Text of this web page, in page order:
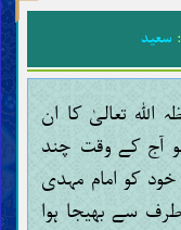
سعید
تعالیٰ کا ان
آج کے وقت چند
خود کو امام مہدی
طرف سے بھیجا ہوا